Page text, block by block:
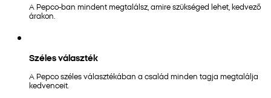
A Pepco-ban mindent megtalálsz, amire szükséged lehet, kedvező
árakon.
Széles választék
A Pepco széles választékában a család minden tagja megtalálja
kedvenceit.